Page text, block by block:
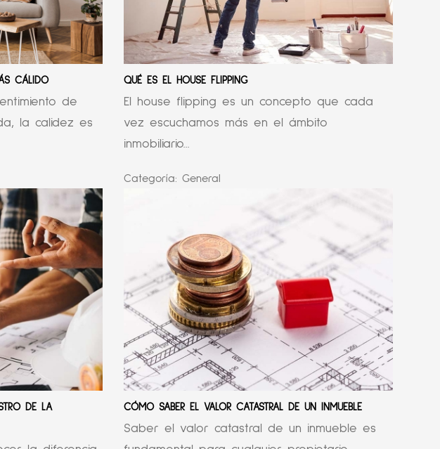
CÁLIDO
de
la calidez es
QUÉ ES EL HOUSE FLIPPING
El house flipping es un concepto que cada
vez escuchamos más en el ámbito
inmobiliario...
DE LA
Categoría: General
CÓMO SABER EL VALOR CATASTRAL DE UN INMUEBLE
Saber el valor catastral de un inmueble es